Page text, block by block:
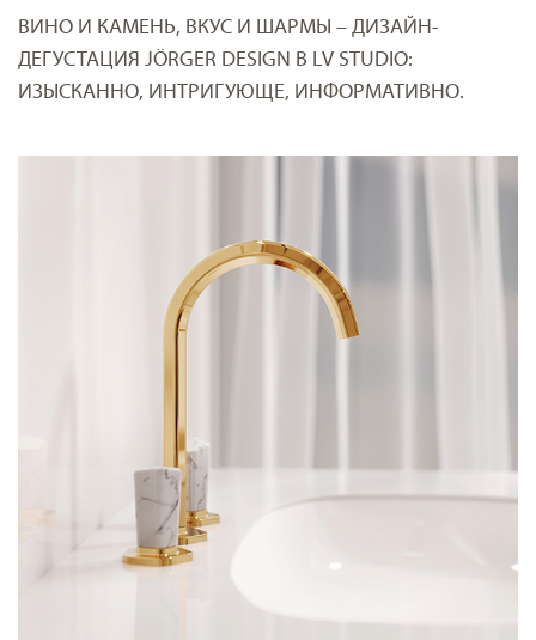
ВИНО И КАМЕНЬ, ВКУС И ШАРМЫ – ДИЗАЙН-
ДЕГУСТАЦИЯ JÖRGER DESIGN В LV STUDIO:
ИЗЫСКАННО, ИНТРИГУЮЩЕ, ИНФОРМАТИВНО.